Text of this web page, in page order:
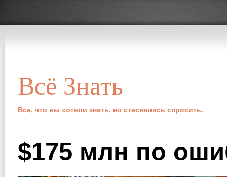
Всё Знать
Все, что вы хотели знать, но стеснялись спросить.
$175 млн по